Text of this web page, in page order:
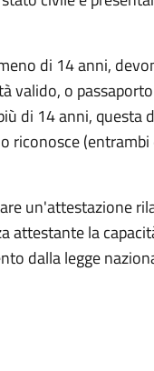
di 14 anni,
valido, o
di 14 anni, questa
riconosce
un'attestazione
attestante la
dalla legge